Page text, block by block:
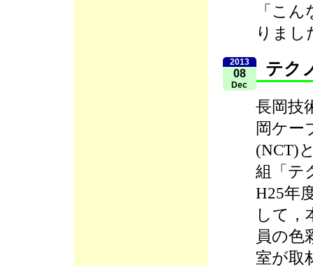
「こ
りまし
2013
08
Dec
テク
長岡技
岡ケー
(NCT)
組「テ
H25年
して，
員の色
室が取